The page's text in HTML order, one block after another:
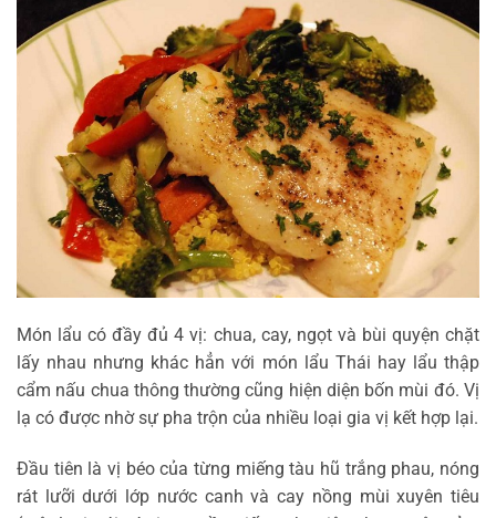
Món lẩu có đầy đủ 4 vị: chua, cay, ngọt và bùi quyện chặt
lấy nhau nhưng khác hẳn với món lẩu Thái hay lẩu thập
cẩm nấu chua thông thường cũng hiện diện bốn mùi đó. Vị
lạ có được nhờ sự pha trộn của nhiều loại gia vị kết hợp lại.
Đầu tiên là vị béo của từng miếng tàu hũ trắng phau, nóng
rát lưỡi dưới lớp nước canh và cay nồng mùi xuyên tiêu